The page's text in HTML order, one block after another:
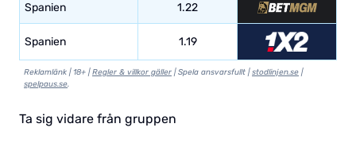
Spanien 1.22
Spanien 1.19
Reklamlänk | 18+ |Regler & villkor gäller | Spela ansvarsfullt |stodlinjen.se |
spelpaus.se.
Ta sig vidare från gruppen